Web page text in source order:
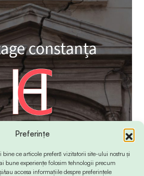
Preferințe
bine ce articole preferă vizitatorii site-ului nostru și
bune experiențe folosim tehnologii precum
sau accesa informațiile despre preferințele